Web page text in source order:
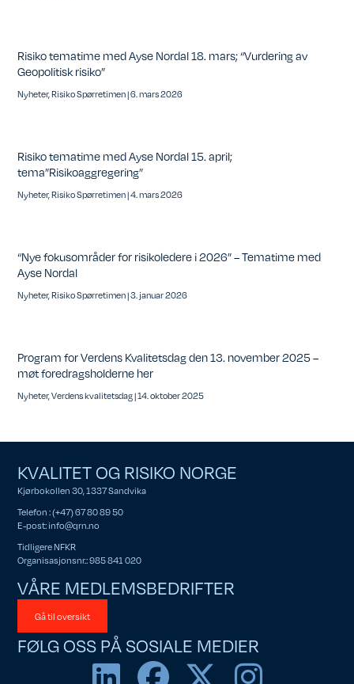
Risiko tematime med Ayse Nordal 18. mars; “Vurdering av
Geopolitisk risiko”
Nyheter,Risiko Spørretimen|6. mars 2026
Risiko tematime med Ayse Nordal 15. april;
tema”Risikoaggregering”
Nyheter,Risiko Spørretimen|4. mars 2026
“Nye fokusområder for risikoledere i 2026” – Tematime med
Ayse Nordal
Nyheter,Risiko Spørretimen|3. januar 2026
Program for Verdens Kvalitetsdag den 13. november 2025 –
møt foredragsholderne her
Nyheter,Verdens kvalitetsdag|14. oktober 2025
KVALITET OG RISIKO NORGE
Kjørbokollen 30, 1337 Sandvika
Telefon : (+47) 67 80 89 50
E-post:info@qrn.no
Tidligere NFKR
Organisasjonsnr.: 985 841 020
VÅRE MEDLEMSBEDRIFTER
Gå til oversikt
FØLG OSS PÅ SOSIALE MEDIER